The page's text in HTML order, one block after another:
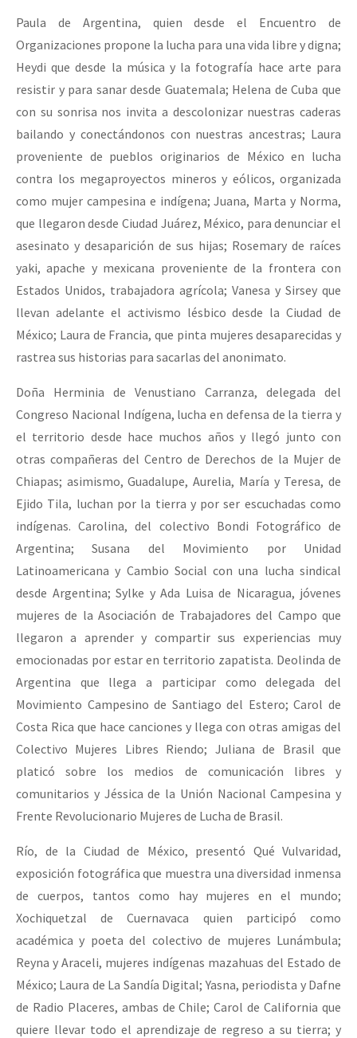
Paula de Argentina, quien desde el Encuentro de
Organizaciones propone la lucha para una vida libre y digna;
Heydi que desde la música y la fotografía hace arte para
resistir y para sanar desde Guatemala; Helena de Cuba que
con su sonrisa nos invita a descolonizar nuestras caderas
bailando y conectándonos con nuestras ancestras; Laura
proveniente de pueblos originarios de México en lucha
contra los megaproyectos mineros y eólicos, organizada
como mujer campesina e indígena; Juana, Marta y Norma,
que llegaron desde Ciudad Juárez, México, para denunciar el
asesinato y desaparición de sus hijas; Rosemary de raíces
yaki, apache y mexicana proveniente de la frontera con
Estados Unidos, trabajadora agrícola; Vanesa y Sirsey que
llevan adelante el activismo lésbico desde la Ciudad de
México; Laura de Francia, que pinta mujeres desaparecidas y
rastrea sus historias para sacarlas del anonimato.
Doña Herminia de Venustiano Carranza, delegada del
Congreso Nacional Indígena, lucha en defensa de la tierra y
el territorio desde hace muchos años y llegó junto con
otras compañeras del Centro de Derechos de la Mujer de
Chiapas; asimismo, Guadalupe, Aurelia, María y Teresa, de
Ejido Tila, luchan por la tierra y por ser escuchadas como
indígenas. Carolina, del colectivo Bondi Fotográfico de
Argentina; Susana del Movimiento por Unidad
Latinoamericana y Cambio Social con una lucha sindical
desde Argentina; Sylke y Ada Luisa de Nicaragua, jóvenes
mujeres de la Asociación de Trabajadores del Campo que
llegaron a aprender y compartir sus experiencias muy
emocionadas por estar en territorio zapatista. Deolinda de
Argentina que llega a participar como delegada del
Movimiento Campesino de Santiago del Estero; Carol de
Costa Rica que hace canciones y llega con otras amigas del
Colectivo Mujeres Libres Riendo; Juliana de Brasil que
platicó sobre los medios de comunicación libres y
comunitarios y Jéssica de la Unión Nacional Campesina y
Frente Revolucionario Mujeres de Lucha de Brasil.
Río, de la Ciudad de México, presentó Qué Vulvaridad,
exposición fotográfica que muestra una diversidad inmensa
de cuerpos, tantos como hay mujeres en el mundo;
Xochiquetzal de Cuernavaca quien participó como
académica y poeta del colectivo de mujeres Lunámbula;
Reyna y Araceli, mujeres indígenas mazahuas del Estado de
México; Laura de La Sandía Digital; Yasna, periodista y Dafne
de Radio Placeres, ambas de Chile; Carol de California que
quiere llevar todo el aprendizaje de regreso a su tierra; y